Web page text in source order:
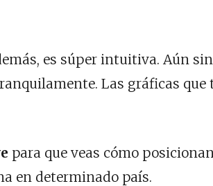
es súper intuitiva. Aún sin
Las gráficas que
para que veas cómo
en determinado país.